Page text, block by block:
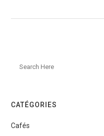
CATÉGORIES
Cafés